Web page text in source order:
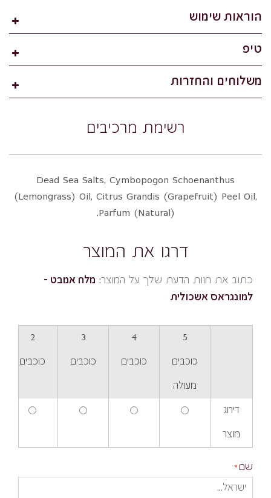
הוראות שימוש
טיפ
משלוחים והחזרות
רשימת מרכיבים
Dead Sea Salts, Cymbopogon Schoenanthus
(Lemongrass) Oil, Citrus Grandis (Grapefruit) Peel Oil,
Parfum (Natural).
דרגו את המוצר
כתוב את חוות הדעת שלך על המוצר: מלח אמבט -
למונגראס אשכולית
5
כוכבים
מעולה
4
כוכבים
3
כוכבים
2
כוכבים
דירוג
מוצר
שם